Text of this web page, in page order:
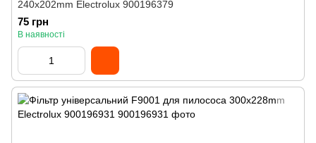
240x202mm Electrolux 900196379
75 грн
В наявності